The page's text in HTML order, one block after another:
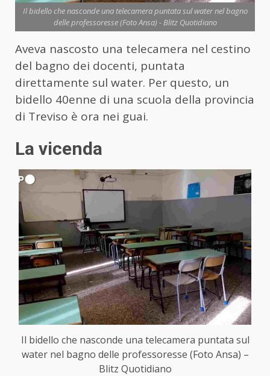
Il bidello che nasconde una telecamera puntata sul water nel bagno
delle professoresse (Foto Ansa) - Blitz Quotidiano
Aveva nascosto una telecamera nel cestino
del bagno dei docenti, puntata
direttamente sul water. Per questo, un
bidello 40enne di una scuola della provincia
di Treviso è ora nei guai.
La vicenda
Il bidello che nasconde una telecamera puntata sul
water nel bagno delle professoresse (Foto Ansa) –
Blitz Quotidiano